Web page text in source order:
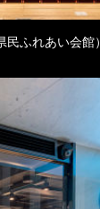
ふれあい会館）